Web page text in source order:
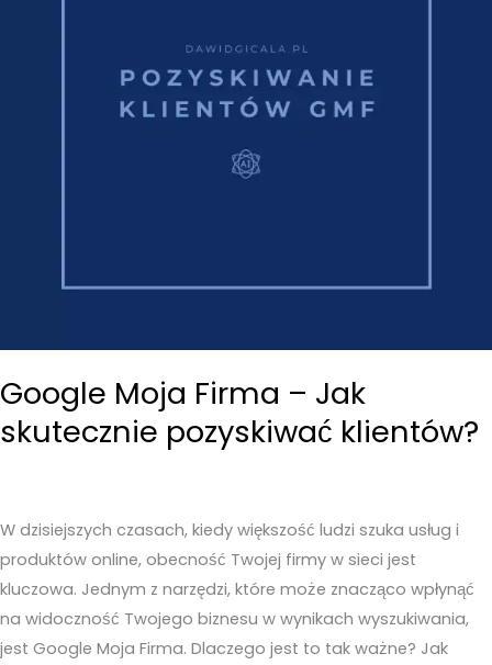
Google Moja Firma – Jak
skutecznie pozyskiwać klientów?
W dzisiejszych czasach, kiedy większość ludzi szuka usług i
produktów online, obecność Twojej firmy w sieci jest
kluczowa. Jednym z narzędzi, które może znacząco wpłynąć
na widoczność Twojego biznesu w wynikach wyszukiwania,
jest Google Moja Firma. Dlaczego jest to tak ważne? Jak